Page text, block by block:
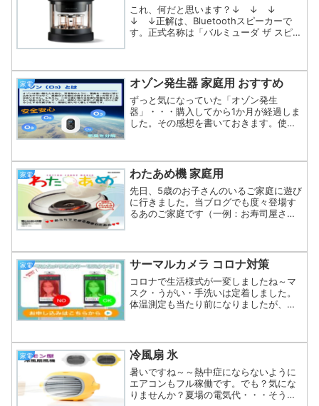
これ、何だと思います？↓ ↓ ↓
↓ ↓正解は、Bluetoothスピーカーで
す。正式名称は「バルミューダ ザ スピー
普通ですが、曲...
家電 オゾン発生器 家庭用 おすすめ
ずっと気になっていた「オゾン発生
器」・・・購入してから1か月が経過しま
した。その感想を書いておきます。使用
に関してはおすすめです！つ...
家電 わたあめ機 家庭用
先日、5歳のお子さんのいるご家庭に遊び
に行きました。当ブログでも度々登場す
るあのご家庭です（一例：お寿司屋さん
まだ私が子供だった頃...
家電 サーマルカメラ コロナ対策
コロナで生活様式が一変しましたね～マ
スク・うがい・手洗いは定着しました。
体温測定も当たり前になりましたが、人
ような非接触型体温計です...
家電 冷風扇 氷
暑いですね～～熱中症にならないように
エアコンもフル稼働です。でも？気にな
りませんか？夏場の電気代・・・そうな